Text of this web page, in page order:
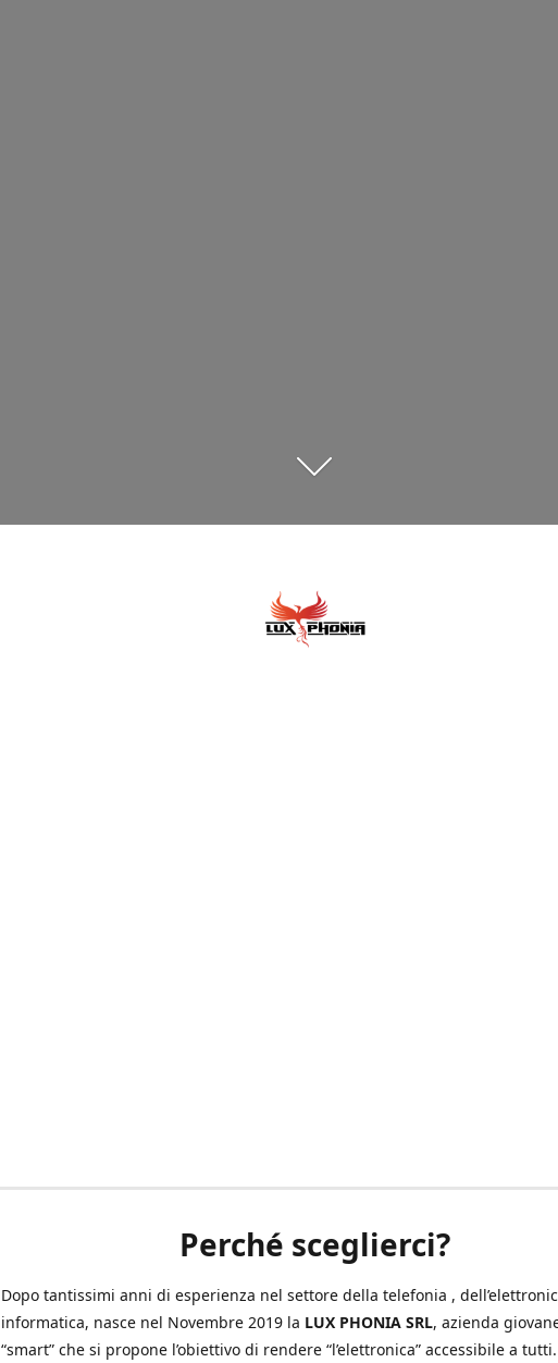
Perché sceglierci?
Dopo tantissimi anni di esperienza nel settore della telefonia ,
informatica, nasce nel Novembre 2019 la LUX PHONIA SRL, azienda
“smart” che si propone l’obiettivo di rendere “l’elettronica” accessibile a tutti.